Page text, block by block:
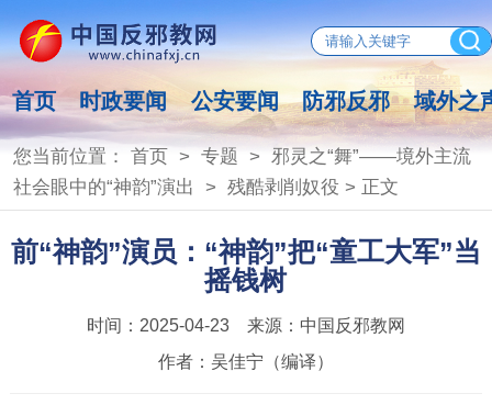
首页 时政要闻 公安要闻 防邪反邪 域外之
您当前位置： 首页> 专题 > 邪灵之“舞”——境外主流
社会眼中的“神韵”演出
> 残酷剥削奴役 > 正文
前“神韵”演员：“神韵”把“童工大军”当
摇钱树
时间： 2025-04-23 来源： 中国反邪教网
作者： 吴佳宁（编译）